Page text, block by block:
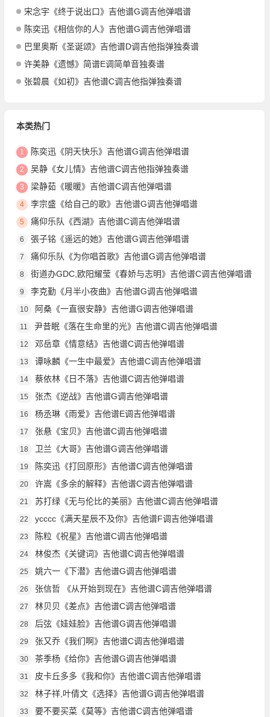
宋念宇《终于说出口》吉他谱G调吉他弹唱谱
陈奕迅《相信你的人》吉他谱G调吉他弹唱谱
巴里奥斯《圣诞颂》吉他谱D调吉他指弹独奏谱
许美静《遗憾》简谱E调简单音独奏谱
张碧晨《如初》吉他谱C调吉他指弹独奏谱
本类热门
1 陈奕迅《阴天快乐》吉他谱G调吉他弹唱谱
2 吴静《女儿情》吉他谱C调吉他指弹独奏谱
3 梁静茹《暖暖》吉他谱C调吉他弹唱谱
4 李宗盛《给自己的歌》吉他谱G调吉他弹唱谱
5 痛仰乐队《西湖》吉他谱C调吉他弹唱谱
6 張子铭《遥远的她》吉他谱G调吉他弹唱谱
7 痛仰乐队《为你唱首歌》吉他谱G调吉他弹唱谱
8 街道办GDC,欧阳耀莹《春娇与志明》吉他谱C调吉他弹唱谱
9 李克勤《月半小夜曲》吉他谱G调吉他弹唱谱
10 阿桑《一直很安静》吉他谱G调吉他弹唱谱
11 尹昔眠《落在生命里的光》吉他谱C调吉他弹唱谱
12 邓岳章《情意结》吉他谱C调吉他弹唱谱
13 谭咏麟《一生中最爱》吉他谱C调吉他弹唱谱
14 蔡依林《日不落》吉他谱C调吉他弹唱谱
15 张杰《逆战》吉他谱G调吉他弹唱谱
16 杨丞琳《雨爱》吉他谱E调吉他弹唱谱
17 张悬《宝贝》吉他谱C调吉他弹唱谱
18 卫兰《大哥》吉他谱G调吉他弹唱谱
19 陈奕迅《打回原形》吉他谱C调吉他弹唱谱
20 许嵩《多余的解释》吉他谱C调吉他弹唱谱
21 苏打绿《无与伦比的美丽》吉他谱C调吉他弹唱谱
22 ycccc《满天星辰不及你》吉他谱F调吉他弹唱谱
23 陈粒《祝星》吉他谱C调吉他弹唱谱
24 林俊杰《关键词》吉他谱C调吉他弹唱谱
25 姚六一《下潜》吉他谱G调吉他弹唱谱
26 张信哲 《从开始到现在》吉他谱C调吉他弹唱谱
27 林贝贝《差点》吉他谱C调吉他弹唱谱
28 后弦《娃娃脸》吉他谱G调吉他弹唱谱
29 张又乔《我们啊》吉他谱C调吉他弹唱谱
30 茶季杨《给你》吉他谱G调吉他弹唱谱
31 皮卡丘多多《我和你》吉他谱C调吉他弹唱谱
32 林子祥,叶倩文《选择》吉他谱G调吉他弹唱谱
33 要不要买菜《莫等》吉他谱C调吉他弹唱谱